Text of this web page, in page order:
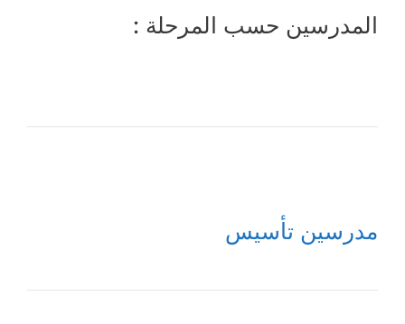
المدرسين حسب المرحلة :
مدرسين تأسيس